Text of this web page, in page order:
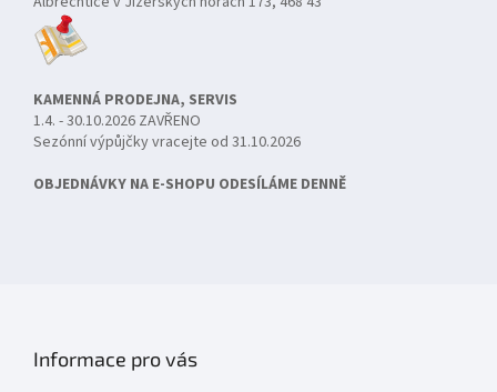
KAMENNÁ PRODEJNA, SERVIS
1.4. - 30.10.2026 ZAVŘENO
Sezónní výpůjčky vracejte od 31.10.2026
OBJEDNÁVKY NA E-SHOPU ODESÍLÁME DENNĚ
Informace pro vás